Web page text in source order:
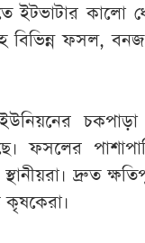
ইটভাটার কালো
বিভিন্ন ফসল,
ফসলের
দ্রুত
কৃষকেরা।